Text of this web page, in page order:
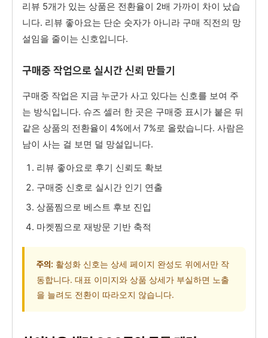
리뷰 5개가 있는 상품은 전환율이 2배 가까이 차이 났습
니다. 리뷰 좋아요는 단순 숫자가 아니라 구매 직전의 망
설임을 줄이는 신호입니다.
구매중 작업으로 실시간 신뢰 만들기
구매중 작업은 지금 누군가 사고 있다는 신호를 보여 주
는 방식입니다. 슈즈 셀러 한 곳은 구매중 표시가 붙은 뒤
같은 상품의 전환율이 4%에서 7%로 올랐습니다. 사람은
남이 사는 걸 보면 덜 망설입니다.
리뷰 좋아요로 후기 신뢰도 확보
구매중 신호로 실시간 인기 연출
상품찜으로 베스트 후보 진입
마켓찜으로 재방문 기반 축적
주의: 활성화 신호는 상세 페이지 완성도 위에서만 작
동합니다. 대표 이미지와 상품 상세가 부실하면 노출
을 늘려도 전환이 따라오지 않습니다.